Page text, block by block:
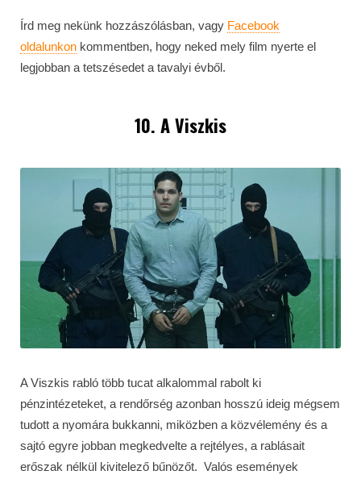
Írd meg nekünk hozzászólásban, vagy Facebook
oldalunkon kommentben, hogy neked mely film nyerte el
legjobban a tetszésedet a tavalyi évből.
10. A Viszkis
A Viszkis rabló több tucat alkalommal rabolt ki
pénzintézeteket, a rendőrség azonban hosszú ideig mégsem
tudott a nyomára bukkanni, miközben a közvélemény és a
sajtó egyre jobban megkedvelte a rejtélyes, a rablásait
erőszak nélkül kivitelező bűnözőt. Valós események